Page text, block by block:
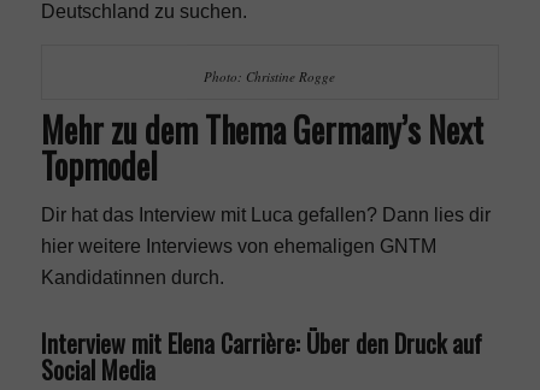
Deutschland zu suchen.
Photo: Christine Rogge
Mehr zu dem Thema Germany’s Next
Topmodel
Dir hat das Interview mit Luca gefallen? Dann lies dir
hier weitere Interviews von ehemaligen GNTM
Kandidatinnen durch.
Interview mit Elena Carrière: Über den Druck auf
Social Media